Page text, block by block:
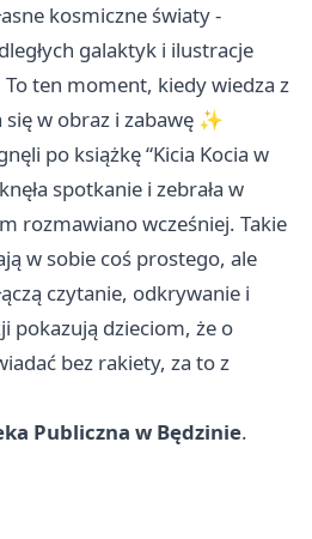
kosmiczne światy -
galaktyk i ilustracje
ten moment, kiedy wiedza z
w obraz i zabawę ✨
po książkę “Kicia Kocia w
spotkanie i zebrała w
rozmawiano wcześniej. Takie
w sobie coś prostego, ale
czytanie, odkrywanie i
pokazują dzieciom, że o
bez rakiety, za to z
Publiczna w Będzinie.